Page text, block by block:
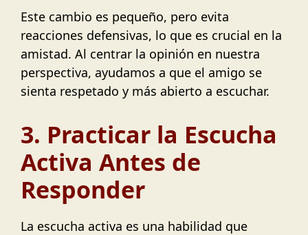
Este cambio es pequeño, pero evita
reacciones defensivas, lo que es crucial en la
amistad. Al centrar la opinión en nuestra
perspectiva, ayudamos a que el amigo se
sienta respetado y más abierto a escuchar.
3. Practicar la Escucha
Activa Antes de
Responder
La escucha activa es una habilidad que